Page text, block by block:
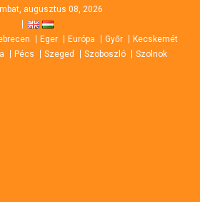
augusztus 08, 2026
Eger Európa Győr
Kecskemét
Pécs Szeged Szoboszló Szolnok